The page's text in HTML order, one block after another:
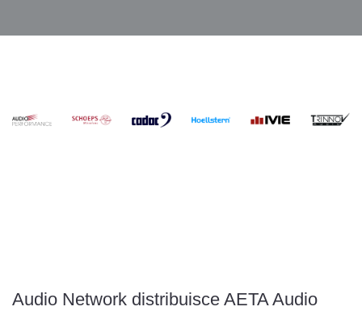
Audio Network distribuisce AETA Audio